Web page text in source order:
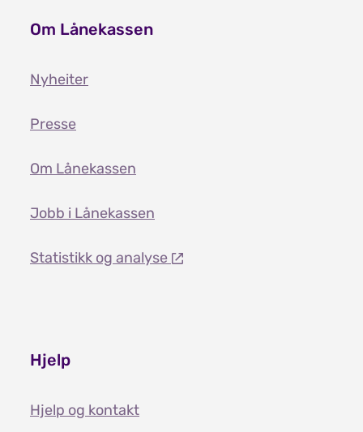
Om Lånekassen
Nyheiter
Presse
Om Lånekassen
Jobb i Lånekassen
Statistikk og analyse
Hjelp
Hjelp og kontakt